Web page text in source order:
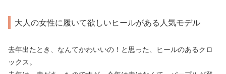
大人の女性に履いて欲しいヒールがある人気モデル
去年出たとき、なんてかわいいの！と思った、ヒールのあるクロ
ックス。